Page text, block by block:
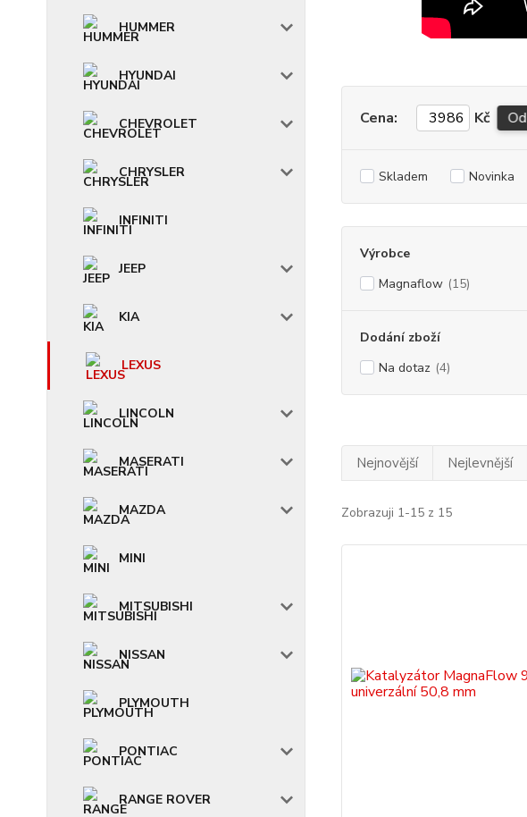
HUMMER
HYUNDAI
CHEVROLET
CHRYSLER
INFINITI
JEEP
KIA
LEXUS
LINCOLN
MASERATI
MAZDA
MINI
MITSUBISHI
NISSAN
PLYMOUTH
PONTIAC
RANGE ROVER
Cena: Kč Od
Skladem Novinka
Výrobce
Magnaflow (15)
Dodání zboží
Na dotaz (4)
Nejnovější Nejlevnější
Zobrazuji 1-15 z 15